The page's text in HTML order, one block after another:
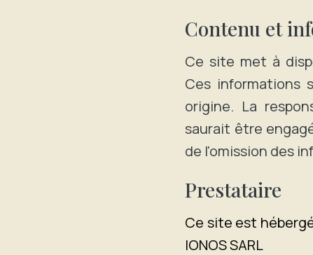
Contenu et
Ce site met à
Ces informations
origine. La
saurait être
de l'omission des
Prestataire
Ce site est
IONOS SARL